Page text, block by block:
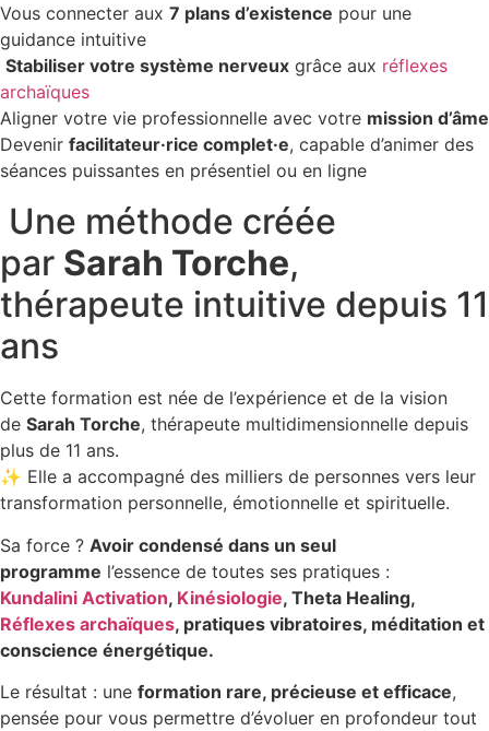
Vous connecter aux 7 plans d’existence pour une
guidance intuitive
Stabiliser votre système nerveux grâce aux réflexes
archaïques
Aligner votre vie professionnelle avec votre mission d’âme
Devenir facilitateur·rice complet·e, capable d’animer des
séances puissantes en présentiel ou en ligne
Une méthode créée
par Sarah Torche,
thérapeute intuitive depuis 11
ans
Cette formation est née de l’expérience et de la vision
de Sarah Torche, thérapeute multidimensionnelle depuis
plus de 11 ans.
✨ Elle a accompagné des milliers de personnes vers leur
transformation personnelle, émotionnelle et spirituelle.
Sa force ? Avoir condensé dans un seul
programme l’essence de toutes ses pratiques :
Kundalini Activation, Kinésiologie, Theta Healing,
Réflexes archaïques, pratiques vibratoires, méditation et
conscience énergétique.
Le résultat : une formation rare, précieuse et efficace,
pensée pour vous permettre d’évoluer en profondeur tout